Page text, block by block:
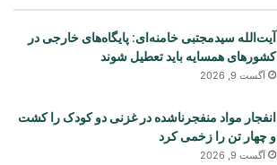
آیت‌الله سیدمجتبی خامنه‌ای: پایگاه‌های خارجی در
کشورهای همسایه باید تعطیل شوند
آگست 9, 2026
انفجار مواد منفجرناشده در غزنی دو کودک را کشت
و چهار تن را زخمی کرد
آگست 9, 2026